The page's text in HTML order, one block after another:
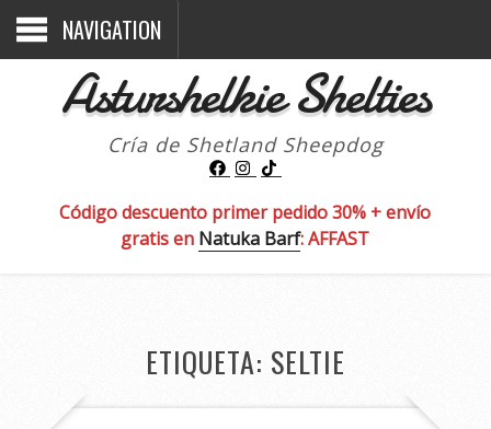
NAVIGATION
Asturshelkie Shelties
Cría de Shetland Sheepdog
Código descuento primer pedido 30% + envío
gratis en Natuka Barf: AFFAST
ETIQUETA: SELTIE